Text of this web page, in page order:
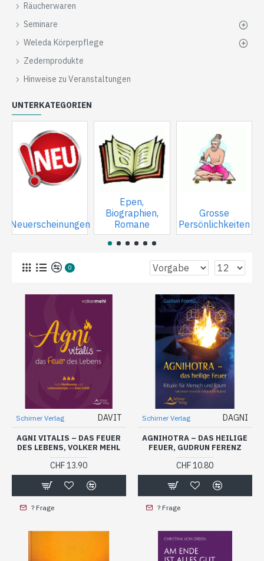
Räucherwaren
Seminare
Weleda Körperpflege
Zedernprodukte
Hinweise zu Veranstaltungen
UNTERKATEGORIEN
Neuerscheinungen
Epen,
Biographien,
Romane
Grosse
Persönlichkeiten
0
Schirner Verlag DAVIT
AGNI VITALIS – DAS FEUER
DES LEBENS, VOLKER MEHL
CHF 13.90
? Frage
Schirner Verlag DAGNI
AGNIHOTRA – DAS HEILIGE
FEUER, GUDRUN FERENZ
CHF 10.80
? Frage